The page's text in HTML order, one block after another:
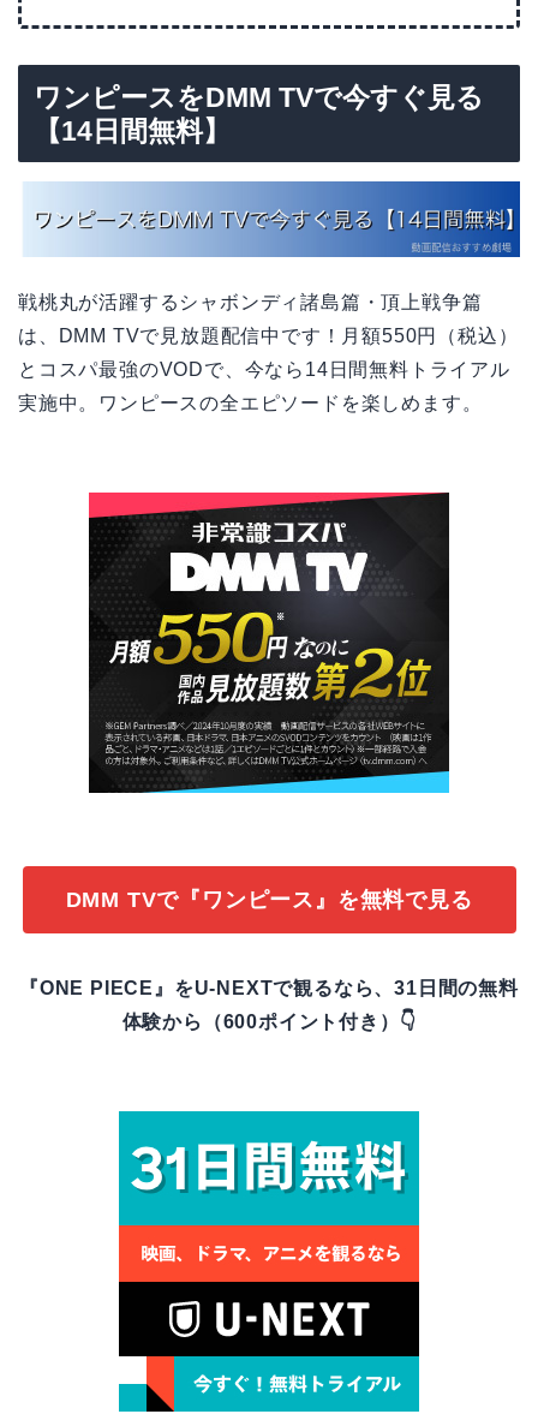
ワンピースをDMM TVで今すぐ見る
【14日間無料】
戦桃丸が活躍するシャボンディ諸島篇・頂上戦争篇
は、DMM TVで見放題配信中です！月額550円（税込）
とコスパ最強のVODで、今なら14日間無料トライアル
実施中。ワンピースの全エピソードを楽しめます。
DMM TVで『ワンピース』を無料で見る
『ONE PIECE』をU-NEXTで観るなら、31日間の無料
体験から（600ポイント付き）👇